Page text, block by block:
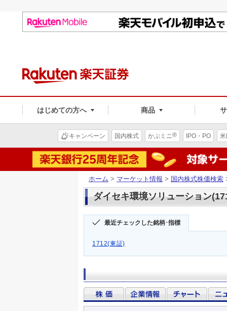
はじめての方へ 商品
キャンペーン 国内株式 かぶミニ® IPO・PO
ホーム > マーケット情報 > 国内株式株価検索
ダイセキ環境ソリューション
最近チェックした銘柄･指標
1712(東証)